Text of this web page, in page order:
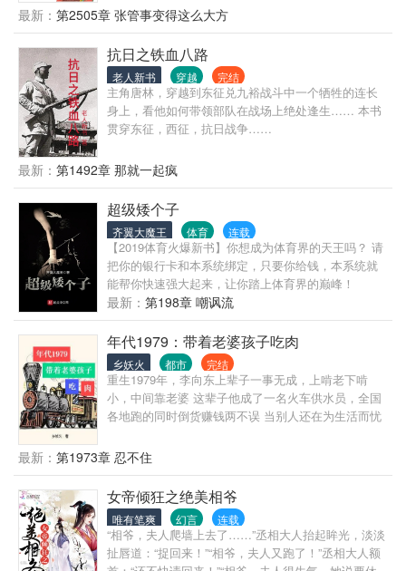
剩女直接进级给人当祖母，白捡一堆儿女儿媳孙子。
大儿高大壮实如猩猩金刚， 二儿又矮又瘦如麻杆， 三
儿平平无奇却心比天高， 大女儿长得标致性格却火
爆， 小女儿，唉，又矮又圆又懦弱。 程顾卿还没来得
及悲春伤秋，村长家的孙子就跑来通知全村要逃荒逃
兵役。 寻找水源，赤手打虎，与灾民混战......终于全
村找到一个安稳地方，大家齐心开荒种地，发家致
富，努力奔小康。 多年以后，耄耄之年的程寡妇即将
天，内心呐喊：老天爷，两辈子都没尝过男人的滋
味，下辈子一定要给我一个男人，不，两个三个也不
介意！ 蜡烛忽灭，程寡妇卒！
最新： 第2505章 张管事变得这么大方
抗日之铁血八路
老人新书 穿越 完结
主角唐林，穿越到东征兑九裕战斗中一个牺牲的连长
身上，看他如何带领部队在战场上绝处逢生…… 本书
贯穿东征，西征，抗日战争……
最新： 第1492章 那就一起疯
超级矮个子
齐翼大魔王 体育 连载
【2019体育火爆新书】你想成为体育界的天王吗？ 请
把你的银行卡和本系统绑定，只要你给钱，本系统就
能帮你快速强大起来，让你踏上体育界的巅峰！
最新： 第198章 嘲讽流
年代1979：带着老婆孩子吃肉
乡妖火 都市 完结
重生1979年，李向东上辈子一事无成，上啃老下啃
小，中间靠老婆 这辈子他成了一名火车供水员，全国
各地跑的同时倒货赚钱两不误 当别人还在为生活而忧
最新： 第1973章 忍不住
女帝倾狂之绝美相爷
唯有笔爽 幻言 连载
“相爷，夫人爬墙上去了……”丞相大人抬起眸光，淡淡
扯唇道：“捉回来！”“相爷，夫人又跑了！”丞相大人额